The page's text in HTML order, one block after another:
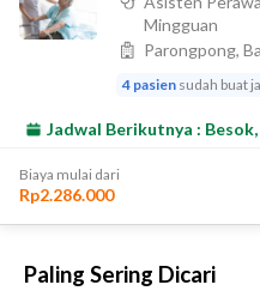
Paling Sering Dicari